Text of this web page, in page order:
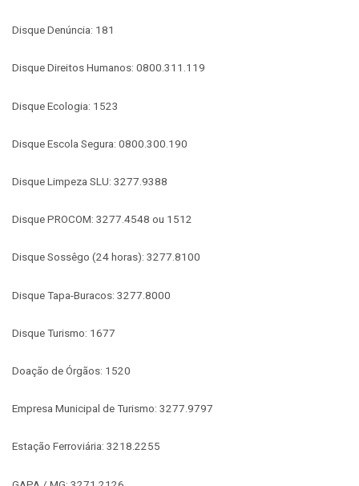
Disque Denúncia: 181
Disque Direitos Humanos: 0800.311.119
Disque Ecologia: 1523
Disque Escola Segura: 0800.300.190
Disque Limpeza SLU: 3277.9388
Disque PROCOM: 3277.4548 ou 1512
Disque Sossêgo (24 horas): 3277.8100
Disque Tapa-Buracos: 3277.8000
Disque Turismo: 1677
Doação de Órgãos: 1520
Empresa Municipal de Turismo: 3277.9797
Estação Ferroviária: 3218.2255